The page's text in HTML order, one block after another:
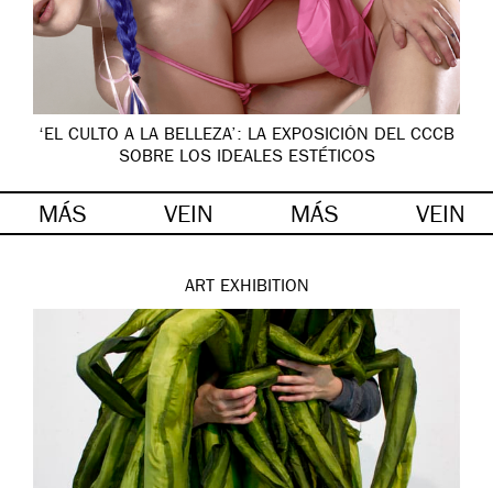
‘EL CULTO A LA BELLEZA’: LA EXPOSICIÓN DEL CCCB
SOBRE LOS IDEALES ESTÉTICOS
MÁS VEIN MÁS VEIN
ART EXHIBITION